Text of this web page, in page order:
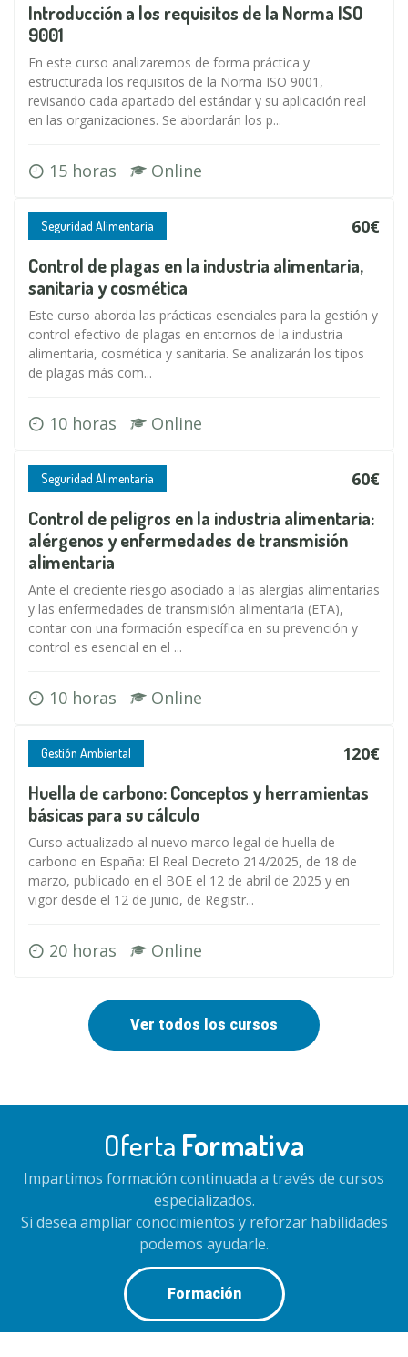
Introducción a los requisitos de la Norma ISO
9001
En este curso analizaremos de forma práctica y
estructurada los requisitos de la Norma ISO 9001,
revisando cada apartado del estándar y su aplicación real
en las organizaciones. Se abordarán los p...
15 horas Online
Seguridad Alimentaria 60€
Control de plagas en la industria alimentaria,
sanitaria y cosmética
Este curso aborda las prácticas esenciales para la gestión y
control efectivo de plagas en entornos de la industria
alimentaria, cosmética y sanitaria. Se analizarán los tipos
de plagas más com...
10 horas Online
Seguridad Alimentaria 60€
Control de peligros en la industria alimentaria:
alérgenos y enfermedades de transmisión
alimentaria
Ante el creciente riesgo asociado a las alergias alimentarias
y las enfermedades de transmisión alimentaria (ETA),
contar con una formación específica en su prevención y
control es esencial en el ...
10 horas Online
Gestión Ambiental 120€
Huella de carbono: Conceptos y herramientas
básicas para su cálculo
Curso actualizado al nuevo marco legal de huella de
carbono en España: El Real Decreto 214/2025, de 18 de
marzo, publicado en el BOE el 12 de abril de 2025 y en
vigor desde el 12 de junio, de Registr...
20 horas Online
Ver todos los cursos
Oferta Formativa
Impartimos formación continuada a través de cursos
especializados.
Si desea ampliar conocimientos y reforzar habilidades
podemos ayudarle.
Formación